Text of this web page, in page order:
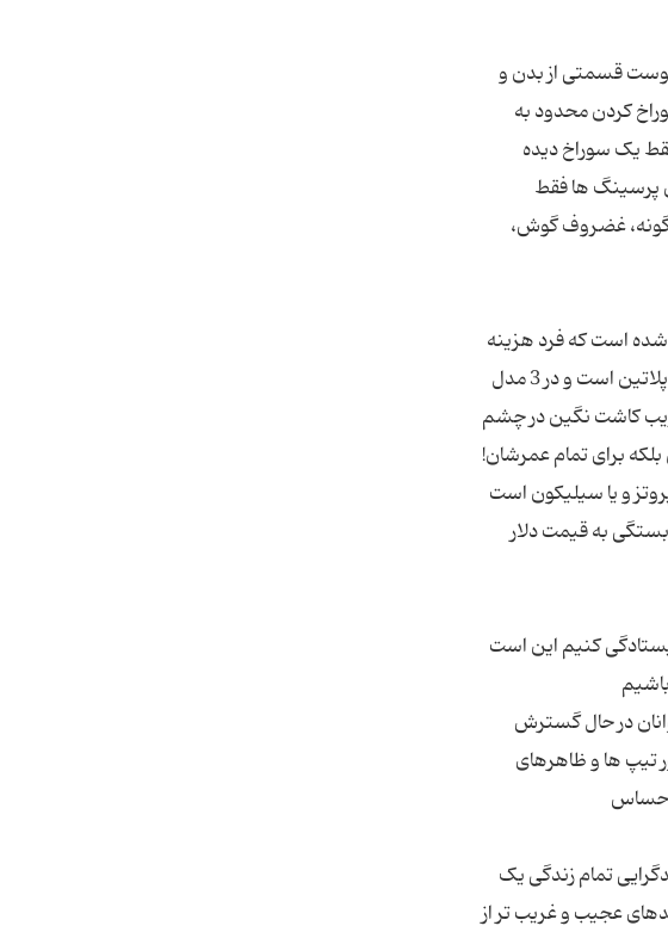
قسمتی از بدن و
کردن محدود به
یک سوراخ دیده
یا 5سوراخ دیده میشود! و این پرسینگ ها فقط
گونه، غضروف گوش،
تبدیل شده است که فرد هزینه
این نگین ها را به صورت دلار پرداخت میکند و نگین توسط بیمارستان خریداری میشود جنس این نگین‌ها پلاتین است و در 3 مدل
کاشت نگین در چشم
برای تمام عمرشان!
و یا سیلیکون است
بود و قیمت نهایی آن بستگی به قیمت دلار
کنیم این است
در حال گسترش
تیپ ها و ظاهرهای
احساس
تمام زندگی یک
عجیب و غریب تر از